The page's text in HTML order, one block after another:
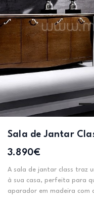
Sala de Jantar
3.890€
A sala de jantar class traz
à sua casa, perfeita para
aparador em madeira com